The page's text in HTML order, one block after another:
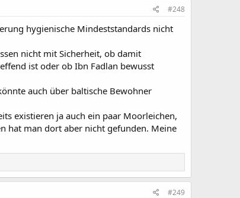
#248
hygienische Mindeststandards nicht
nicht mit Sicherheit, ob damit
ist oder ob Ibn Fadlan bewusst
auch über baltische Bewohner
existieren ja auch ein paar Moorleichen,
hat man dort aber nicht gefunden. Meine
#249